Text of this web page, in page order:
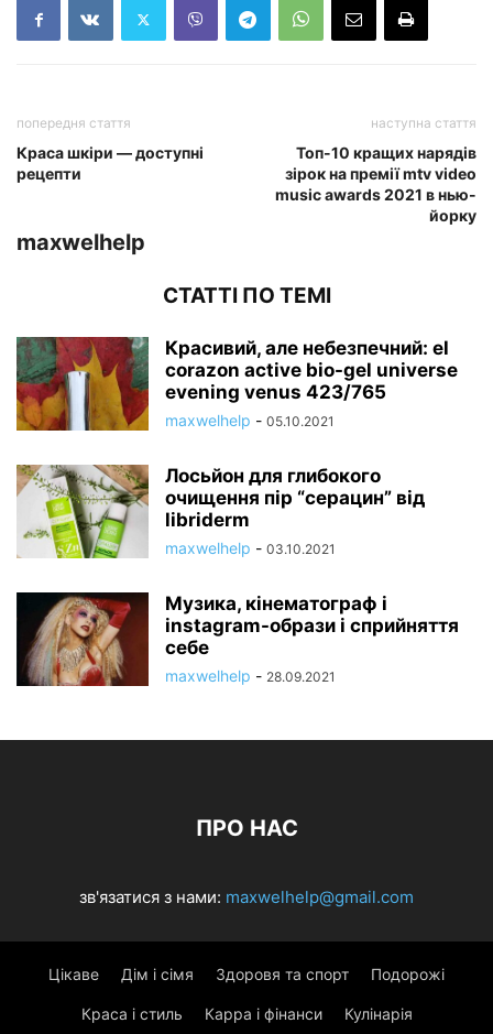
попередня стаття
Краса шкіри — доступні
рецепти
наступна стаття
Топ-10 кращих нарядів
зірок на премії mtv video
music awards 2021 в нью-
йорку
maxwelhelp
СТАТТІ ПО ТЕМІ
Красивий, але небезпечний: el
corazon active bio-gel universe
evening venus 423/765
maxwelhelp - 05.10.2021
Лосьйон для глибокого
очищення пір “серацин” від
libriderm
maxwelhelp - 03.10.2021
Музика, кінематограф і
instagram-образи і сприйняття
себе
maxwelhelp - 28.09.2021
ПРО НАС
зв'язатися з нами: maxwelhelp@gmail.com
Цікаве Дім і сімя Здоровя та спорт Подорожі
Краса і стиль Карра і фінанси Кулінарія